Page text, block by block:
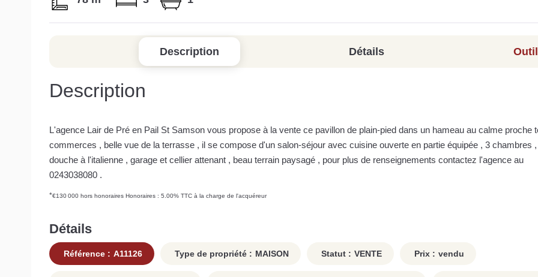
Description Détails
Description
L'agence Lair de Pré en Pail St Samson vous propose à la vente ce pavillon de plain-pied dans un hameau au calme proche
commerces , belle vue de la terrasse , il se compose d'un salon-séjour avec cuisine ouverte en partie équipée , 3 chambres
douche à l'italienne , garage et cellier attenant , beau terrain paysagé , pour plus de renseignements contactez l'agence au
0243038080 .
*€130 000 hors honoraires Honoraires : 5.00% TTC à la charge de l'acquéreur
Détails
Référence : A11126 Type de propriété : MAISON Statut : VENTE Prix : vendu